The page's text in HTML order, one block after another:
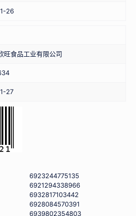
26
旺食品工业有限公司
27
6923244775135
6921294338966
6932817103442
6928084570391
6939802354803